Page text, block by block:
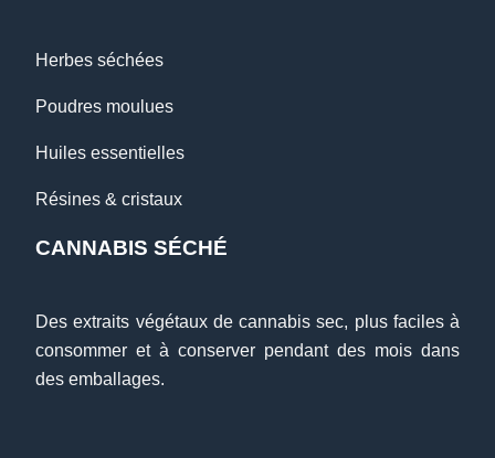
Herbes séchées
Poudres moulues
Huiles essentielles
Résines & cristaux
CANNABIS SÉCHÉ
Des extraits végétaux de cannabis sec, plus faciles à
consommer et à conserver pendant des mois dans
des emballages.